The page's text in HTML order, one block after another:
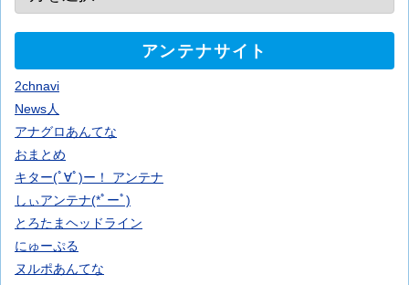
アンテナサイト
2chnavi
News人
アナグロあんてな
おまとめ
キター(ﾟ∀ﾟ)ー！ アンテナ
しぃアンテナ(*ﾟーﾟ)
とろたまヘッドライン
にゅーぷる
ヌルポあんてな